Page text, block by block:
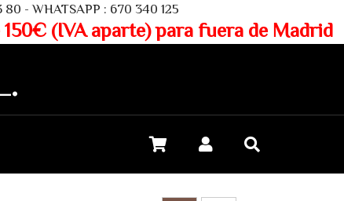
: 670 340 125
para fuera de Madrid